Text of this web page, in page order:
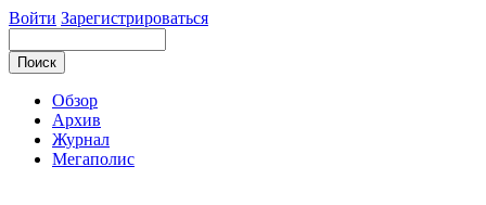
Войти Зарегистрироваться
Обзор
Архив
Журнал
Мегаполис